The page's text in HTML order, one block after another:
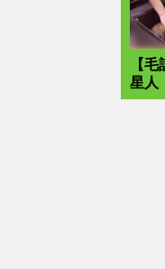
【
星人